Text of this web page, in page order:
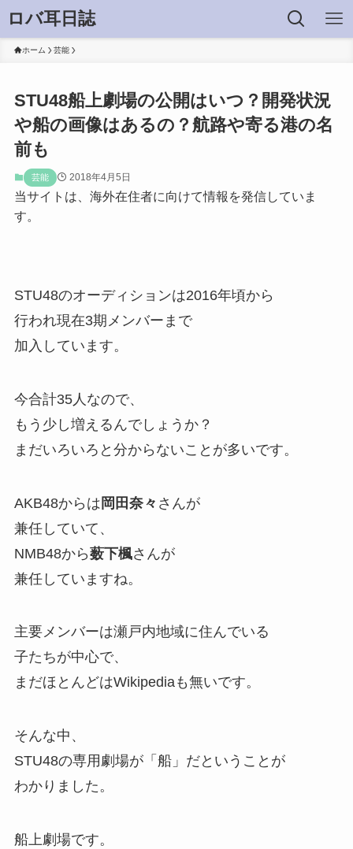
ロバ耳日誌
ホーム 芸能
STU48船上劇場の公開はいつ？開発状況
や船の画像はあるの？航路や寄る港の名
前も
芸能 2018年4月5日
当サイトは、海外在住者に向けて情報を発信していま
す。
STU48のオーディションは2016年頃から
行われ現在3期メンバーまで
加入しています。
今合計35人なので、
もう少し増えるんでしょうか？
まだいろいろと分からないことが多いです。
AKB48からは 岡田奈々 さんが
兼任していて、
NMB48から薮下楓さんが
兼任していますね。
主要メンバーは瀬戸内地域に住んでいる
子たちが中心で、
まだほとんどはWikipediaも無いです。
そんな中、
STU48の専用劇場が「船」だということが
わかりました。
船上劇場です。